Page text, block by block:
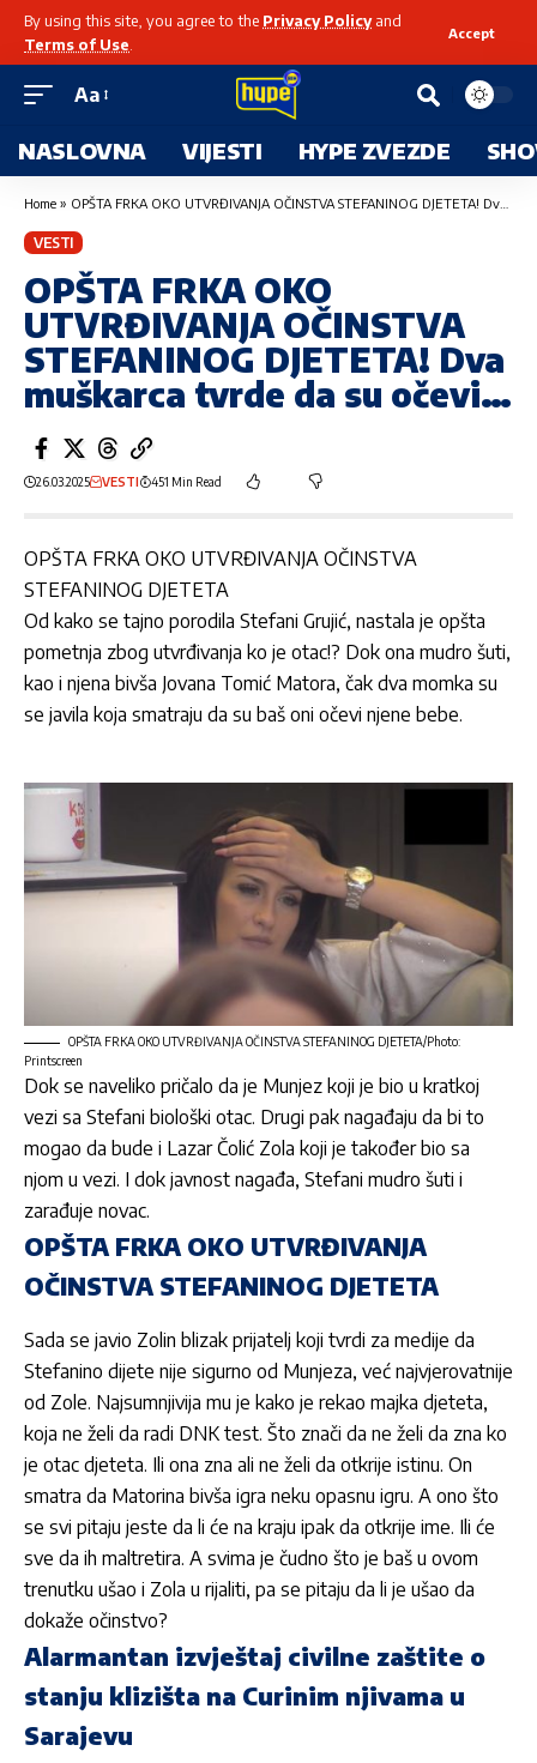
By using this site, you agree to the Privacy Policyand
Terms of Use
Accept
Aa
NASLOVNA VIJESTI HYPE ZVEZDE
Home » OPŠTA FRKA OKO UTVRĐIVANJA OČINSTVA STEFANINOG DJETETA! Dva muškarca tvrde da su očevi…
VESTI
OPŠTA FRKA OKO
UTVRĐIVANJA OČINSTVA
STEFANINOG DJETETA! Dva
muškarca tvrde da su očevi…
26.03.2025 VESTI 451 Min Read
OPŠTA FRKA OKO UTVRĐIVANJA OČINSTVA
STEFANINOG DJETETA
Od kako se tajno porodila Stefani Grujić, nastala je opšta
pometnja zbog utvrđivanja ko je otac!? Dok ona mudro šuti,
kao i njena bivša Jovana Tomić Matora, čak dva momka su
se javila koja smatraju da su baš oni očevi njene bebe.
OPŠTA FRKA OKO UTVRĐIVANJA OČINSTVA STEFANINOG DJETETA/Photo:
Printscreen
Dok se naveliko pričalo da je Munjez koji je bio u kratkoj
vezi sa Stefani biološki otac. Drugi pak nagađaju da bi to
mogao da bude i Lazar Čolić Zola koji je također bio sa
njom u vezi. I dok javnost nagađa, Stefani mudro šuti i
zarađuje novac.
OPŠTA FRKA OKO UTVRĐIVANJA
OČINSTVA STEFANINOG DJETETA
Sada se javio Zolin blizak prijatelj koji tvrdi za medije da
Stefanino dijete nije sigurno od Munjeza, već najvjerovatnije
od Zole. Najsumnjivija mu je kako je rekao majka djeteta,
koja ne želi da radi DNK test. Što znači da ne želi da zna ko
je otac djeteta. Ili ona zna ali ne želi da otkrije istinu. On
smatra da Matorina bivša igra neku opasnu igru. A ono što
se svi pitaju jeste da li će na kraju ipak da otkrije ime. Ili će
sve da ih maltretira. A svima je čudno što je baš u ovom
trenutku ušao i Zola u rijaliti, pa se pitaju da li je ušao da
dokaže očinstvo?
Alarmantan izvještaj civilne zaštite o
stanju klizišta na Curinim njivama u
Sarajevu